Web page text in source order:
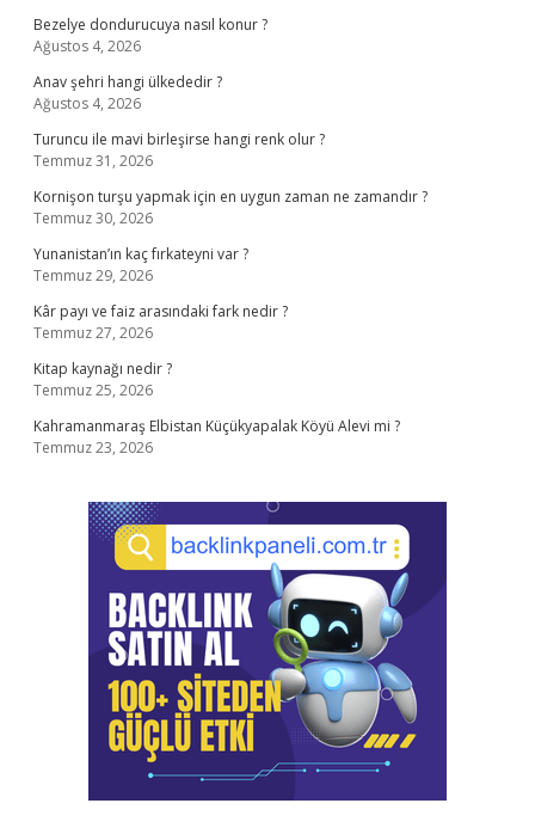
Bezelye dondurucuya nasıl konur ?
Ağustos 4, 2026
Anav şehri hangi ülkededir ?
Ağustos 4, 2026
Turuncu ile mavi birleşirse hangi renk olur ?
Temmuz 31, 2026
Kornişon turşu yapmak için en uygun zaman ne zamandır ?
Temmuz 30, 2026
Yunanistan’ın kaç fırkateyni var ?
Temmuz 29, 2026
Kâr payı ve faiz arasındaki fark nedir ?
Temmuz 27, 2026
Kitap kaynağı nedir ?
Temmuz 25, 2026
Kahramanmaraş Elbistan Küçükyapalak Köyü Alevi mi ?
Temmuz 23, 2026